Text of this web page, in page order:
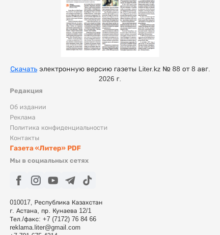
Редакция
Об издании
Реклама
Политика конфиденциальности
Контакты
Газета «Литер» PDF
Мы в социальных сетях
010017, Республика Казахстан
г. Астана, пр. Кунаева 12/1
Тел./факс: +7 (7172) 76 84 66
reklama.liter@gmail.com
Скачатьэлектронную версию газеты Liter.kz № 88 от 8 авг.
2026 г.